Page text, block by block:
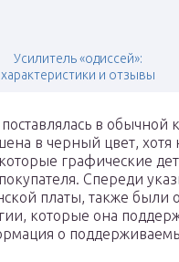
Усилитель «одиссей»:
характеристики и отзывы
в обычной
в черный цвет, хотя
графические
Спереди
платы, также были
которые она
о